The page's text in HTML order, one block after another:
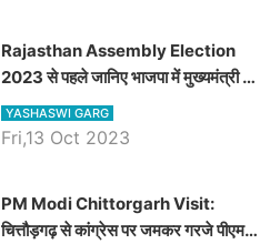
Rajasthan Assembly Election
2023 से पहले जानिए भाजपा में मुख्यमंत्री का
सबसे लोकप्रिय चेहरा कौनसा ?
YASHASWI GARG
Fri,13 Oct 2023
PM Modi Chittorgarh Visit:
चित्तौड़गढ़ से कांग्रेस पर जमकर गरजे पीएम